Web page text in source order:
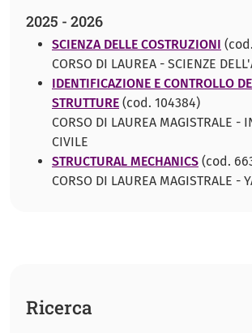
2025 - 2026
SCIENZA DELLE COSTRUZIONI
CORSO DI LAUREA - SCIENZE
IDENTIFICAZIONE E CONTROLLO
STRUTTURE (cod. 104384)
CORSO DI LAUREA MAGISTRALE -
CIVILE
STRUCTURAL MECHANICS (cod.
CORSO DI LAUREA MAGISTRALE -
Ricerca